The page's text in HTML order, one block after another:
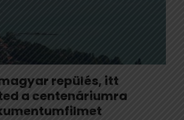
repülés, itt
a centenáriumra